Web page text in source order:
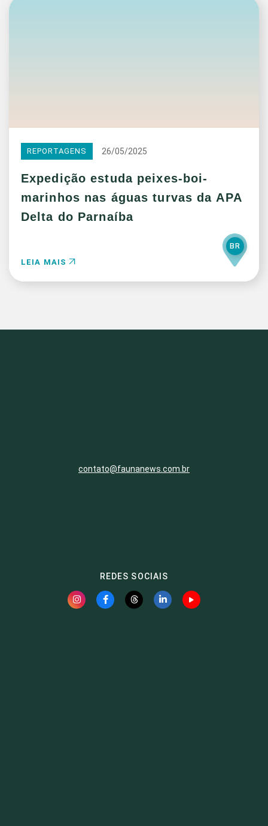
REPORTAGENS 26/05/2025
Expedição estuda peixes-boi-
marinhos nas águas turvas da APA
Delta do Parnaíba
LEIA MAIS
BR
contato@faunanews.com.br
REDES SOCIAIS